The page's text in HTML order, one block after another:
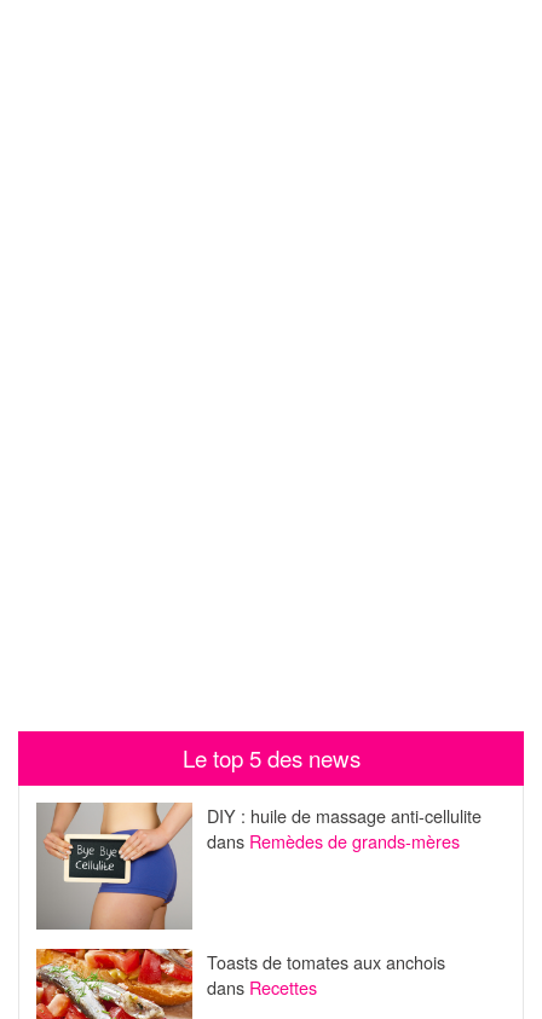
Le top 5 des news
DIY : huile de massage anti-cellulite
dans Remèdes de grands-mères
Toasts de tomates aux anchois
dans Recettes